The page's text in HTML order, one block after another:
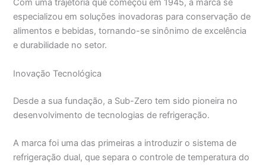
Com uma trajetória que começou em 1945, a marca se
especializou em soluções inovadoras para conservação de
alimentos e bebidas, tornando-se sinônimo de excelência
e durabilidade no setor.
Inovação Tecnológica
Desde a sua fundação, a Sub-Zero tem sido pioneira no
desenvolvimento de tecnologias de refrigeração.
A marca foi uma das primeiras a introduzir o sistema de
refrigeração dual, que separa o controle de temperatura do